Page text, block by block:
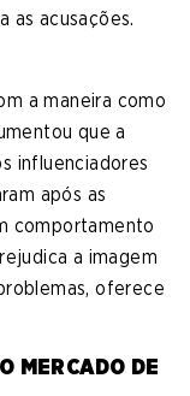
as acusações.
a maneira como
que a
influenciadores
após as
comportamento
a imagem
oferece
MERCADO DE